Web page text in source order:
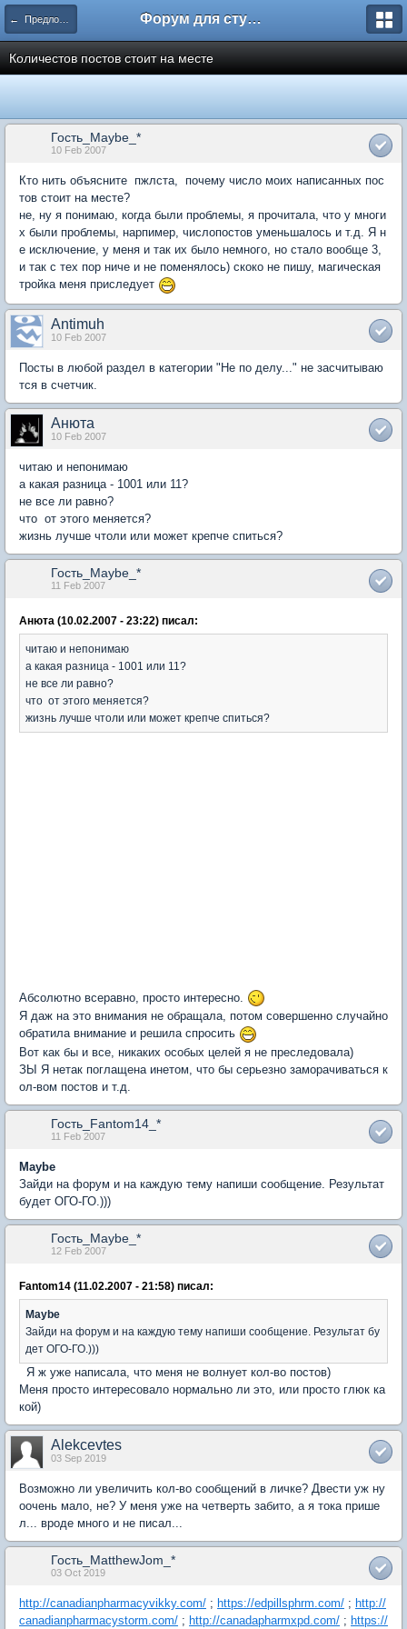
← Предложения по форуму Форум для студента СГА
Количестов постов стоит на месте
Гость_Maybe_*
10 Feb 2007
Кто нить объясните пжлста, почему число моих написанных пос
тов стоит на месте?
не, ну я понимаю, когда были проблемы, я прочитала, что у многи
х были проблемы, нарпимер, числопостов уменьшалось и т.д. Я н
е исключение, у меня и так их было немного, но стало вообще 3,
и так с тех пор ниче и не поменялось) скоко не пишу, магическая
тройка меня приследует
Antimuh
10 Feb 2007
Посты в любой раздел в категории "Не по делу..." не засчитываю
тся в счетчик.
Анюта
10 Feb 2007
читаю и непонимаю
а какая разница - 1001 или 11?
не все ли равно?
что от этого меняется?
жизнь лучше чтоли или может крепче спиться?
Гость_Maybe_*
11 Feb 2007
Анюта (10.02.2007 - 23:22) писал:
читаю и непонимаю
а какая разница - 1001 или 11?
не все ли равно?
что от этого меняется?
жизнь лучше чтоли или может крепче спиться?
Абсолютно всеравно, просто интересно.
Я даж на это внимания не обращала, потом совершенно случайно
обратила внимание и решила спросить
Вот как бы и все, никаких особых целей я не преследовала)
ЗЫ Я нетак поглащена инетом, что бы серьезно заморачиваться к
ол-вом постов и т.д.
Гость_Fantom14_*
11 Feb 2007
Maybe
Зайди на форум и на каждую тему напиши сообщение. Результат
будет ОГО-ГО.)))
Гость_Maybe_*
12 Feb 2007
Fantom14 (11.02.2007 - 21:58) писал:
Maybe
Зайди на форум и на каждую тему напиши сообщение. Результат бу
дет ОГО-ГО.)))
Я ж уже написала, что меня не волнует кол-во постов)
Меня просто интересовало нормально ли это, или просто глюк ка
кой)
Alekcevtes
03 Sep 2019
Возможно ли увеличить кол-во сообщений в личке? Двести уж ну
оочень мало, не? У меня уже на четверть забито, а я тока прише
л... вроде много и не писал...
Гость_MatthewJom_*
03 Oct 2019
http://canadianpharmacyvikky.com/ ; https://edpillsphrm.com/ ; http://
canadianpharmacystorm.com/ ; http://canadapharmxpd.com/ ; https://